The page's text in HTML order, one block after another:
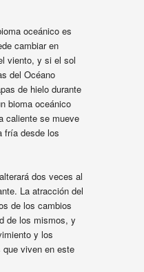
oceánico es
cambiar en
viento, y si el sol
del Océano
de hielo durante
bioma oceánico
caliente se mueve
fría desde los
dos veces al
La atracción del
de los cambios
de los mismos, y
y los
viven en este